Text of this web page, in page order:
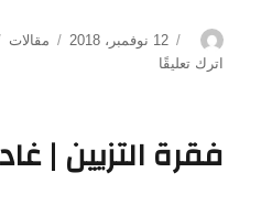
الكاتبنُشرت
في
12 نوفمبر، 2018 مقالات
اترك تعليقًا
والريحان
فقرة التزيين |